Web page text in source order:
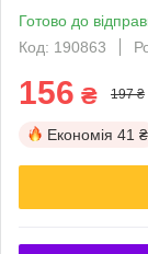
Готово до
Код: 190863
156 ₴ 197 ₴
Економія 41 ₴